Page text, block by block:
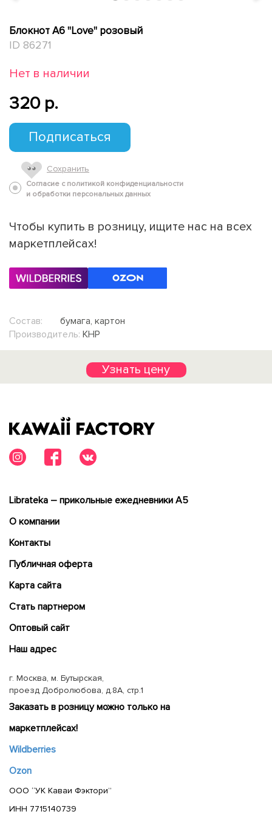
Блокнот А6 "Love" розовый
ID 86271
Нет в наличии
320 p.
Подписаться
Сохранить
Согласие с политикой конфиденциальности
и обработки персональных данных
Чтобы купить в розницу, ищите нас на всех
маркетплейсах!
Состав:
бумага, картон
Производитель: КНР
Узнать цену
Librateka – прикольные ежедневники А5
О компании
Контакты
Публичная оферта
Карта сайта
Cтать партнером
Оптовый сайт
Наш адрес
г. Москва, м. Бутырская,
проезд Добролюбова, д.8А, стр.1
Заказать в розницу можно только на
маркетплейсах!
Wildberries
Ozon
ООО “УК Каваи Фэктори”
ИНН 7715140739